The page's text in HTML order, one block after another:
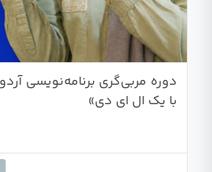
با یک ال ای دی»